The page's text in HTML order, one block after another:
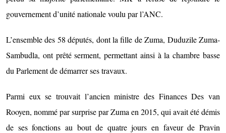
gouvernement d’unité nationale voulu par l’ANC.
L’ensemble des 58 députés, dont la fille de Zuma, Duduzile Zuma-
Sambudla, ont prêté serment, permettant ainsi à la chambre basse
du Parlement de démarrer ses travaux.
Parmi eux se trouvait l’ancien ministre des Finances Des van
Rooyen, nommé par surprise par Zuma en 2015, qui avait été démis
de ses fonctions au bout de quatre jours en faveur de Pravin